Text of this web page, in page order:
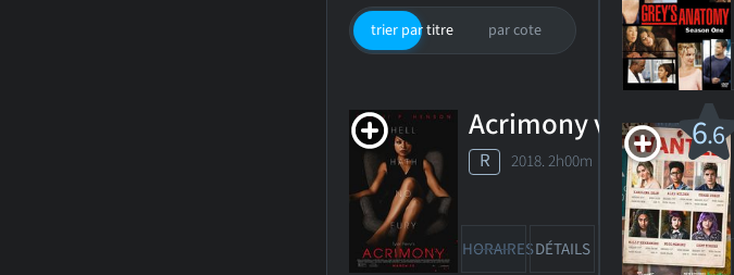
trier par titre par cote date de sortie
6.6
Acrimony v.f.
R 2018. 2h00m Thriller dramatique
HORAIRESDÉTAILS BANDE-ANN
11
CRITIQUES
30